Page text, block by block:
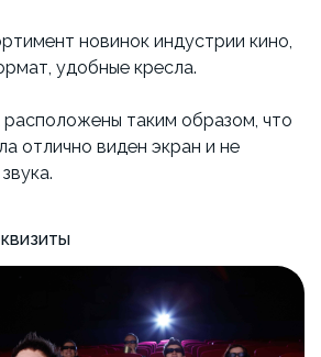
новинок индустрии кино,
удобные кресла.
расположены таким образом, что
отлично виден экран и не